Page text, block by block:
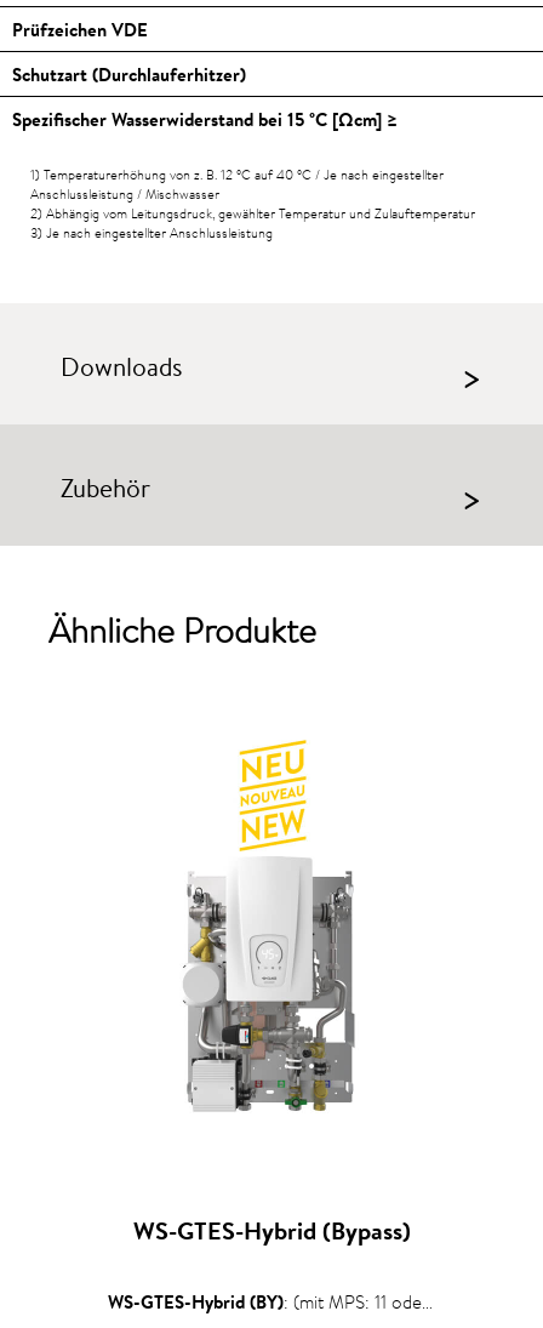
Prüfzeichen VDE
Schutzart (Durchlauferhitzer)
Spezifischer Wasserwiderstand bei 15°C [Ωcm] ≥
1) Temperaturerhöhung von z. B. 12°Cauf 40°C/ Je nach eingestellter
Anschlussleistung / Mischwasser
2) Abhängig vom Leitungsdruck, gewählter Temperatur und Zulauftemperatur
3) Je nach eingestellter Anschlussleistung
Downloads >
Zubehör >
Ähnliche Produkte
WS-GTES-Hybrid (Bypass)
WS-GTES-Hybrid (BY): (mit MPS: 11 oder 13,5 kW einstellbar)